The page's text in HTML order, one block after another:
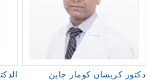
دكتور كريشان كومار جاين